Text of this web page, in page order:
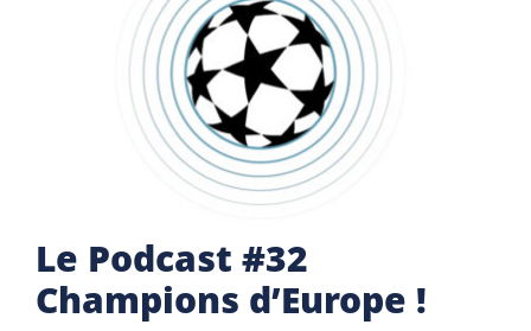
Le Podcast #32
Champions d’Europe !